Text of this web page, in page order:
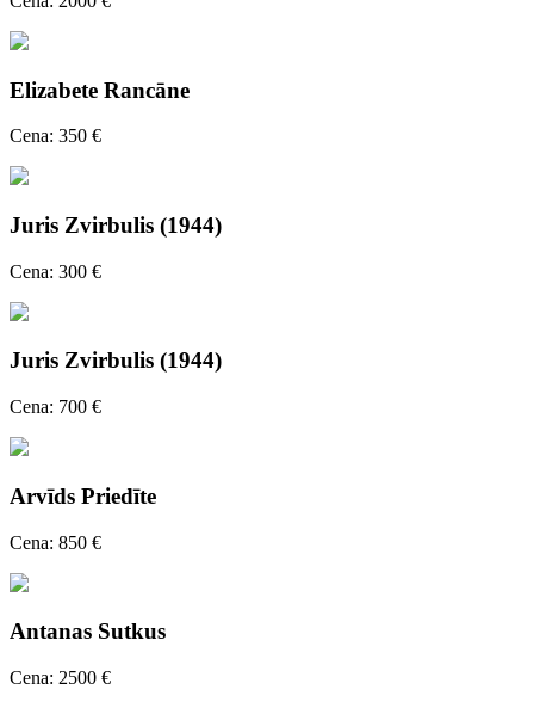
Elizabete Rancāne
Cena: 350 €
Juris Zvirbulis (1944)
Cena: 300 €
Juris Zvirbulis (1944)
Cena: 700 €
Arvīds Priedīte
Cena: 850 €
Antanas Sutkus
Cena: 2500 €